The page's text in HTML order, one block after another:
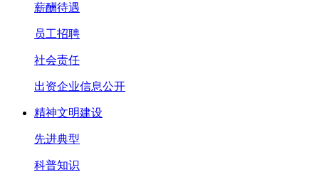
薪酬待遇
员工招聘
社会责任
出资企业信息公开
精神文明建设
先进典型
科普知识